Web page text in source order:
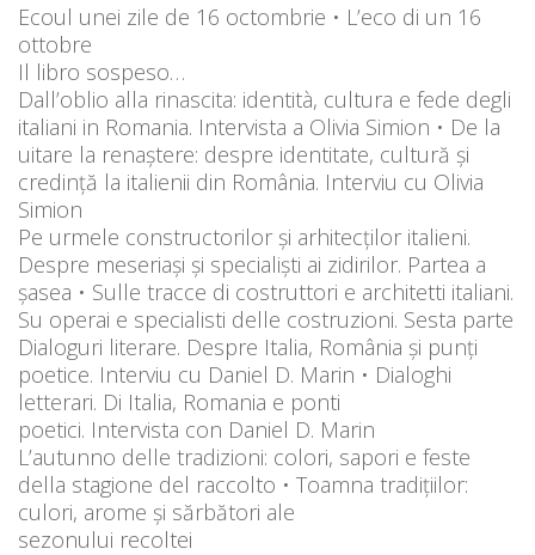
Ecoul unei zile de 16 octombrie • L’eco di un 16
ottobre
Il libro sospeso…
Dall’oblio alla rinascita: identità, cultura e fede degli
italiani in Romania. Intervista a Olivia Simion • De la
uitare la renaștere: despre identitate, cultură și
credință la italienii din România. Interviu cu Olivia
Simion
Pe urmele constructorilor și arhitecților italieni.
Despre meseriași și specialiști ai zidirilor. Partea a
șasea • Sulle tracce di costruttori e architetti italiani.
Su operai e specialisti delle costruzioni. Sesta parte
Dialoguri literare. Despre Italia, România și punți
poetice. Interviu cu Daniel D. Marin • Dialoghi
letterari. Di Italia, Romania e ponti
poetici. Intervista con Daniel D. Marin
L’autunno delle tradizioni: colori, sapori e feste
della stagione del raccolto • Toamna tradițiilor:
culori, arome și sărbători ale
sezonului recoltei